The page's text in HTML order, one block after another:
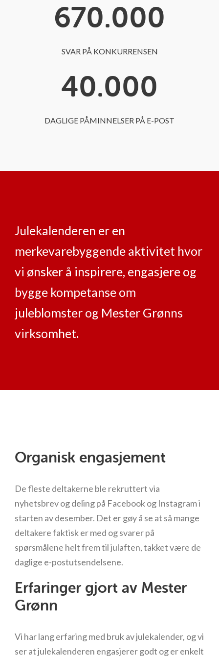
670.000
SVAR PÅ KONKURRENSEN
40.000
DAGLIGE PÅMINNELSER PÅ E-POST
Julekalenderen er en
merkevarebyggende aktivitet hvor
vi ønsker å inspirere, engasjere og
bygge kompetanse om
juleblomster og Mester Grønns
virksomhet.
Organisk engasjement
De fleste deltakerne ble rekruttert via
nyhetsbrev og deling på Facebook og Instagram i
starten av desember. Det er gøy å se at så mange
deltakere faktisk er med og svarer på
spørsmålene helt frem til julaften, takket være de
daglige e-postutsendelsene.
Erfaringer gjort av Mester
Grønn
Vi har lang erfaring med bruk av julekalender, og vi
ser at julekalenderen engasjerer godt og er enkelt